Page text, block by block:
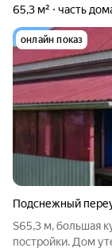
65,3 м² часть
онлайн показ
Подснежный
S65,3 м, большая
постройки. Дом